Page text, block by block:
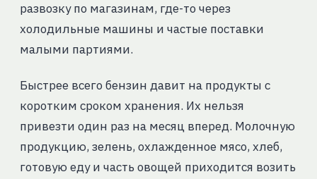
развозку по магазинам, где-то через
холодильные машины и частые поставки
малыми партиями.
Быстрее всего бензин давит на продукты с
коротким сроком хранения. Их нельзя
привезти один раз на месяц вперед. Молочную
продукцию, зелень, охлажденное мясо, хлеб,
готовую еду и часть овощей приходится возить